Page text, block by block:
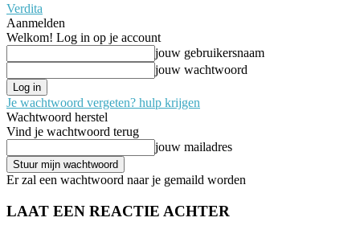
Verdita
Aanmelden
Welkom! Log in op je account
jouw gebruikersnaam
jouw wachtwoord
Je wachtwoord vergeten? hulp krijgen
Wachtwoord herstel
Vind je wachtwoord terug
jouw mailadres
Er zal een wachtwoord naar je gemaild worden
LAAT EEN REACTIE ACHTER